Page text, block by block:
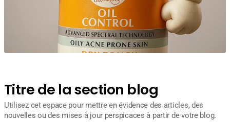
Titre de la section blog
Utilisez cet espace pour mettre en évidence des articles, des
nouvelles ou des mises à jour perspicaces à partir de votre blog.